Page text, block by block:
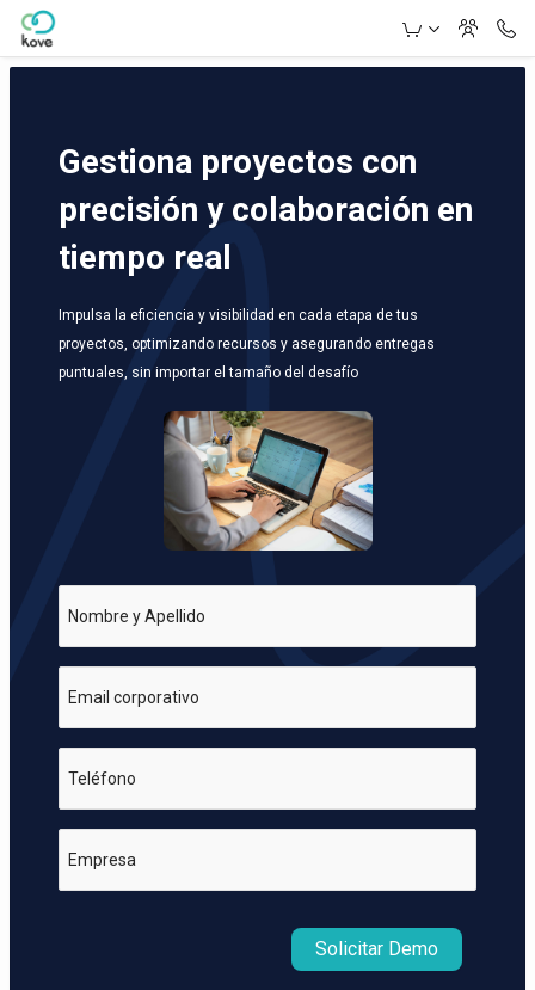
Skip to Main Content
Gestiona proyectos con
precisión y colaboración en
tiempo real
Impulsa la eficiencia y visibilidad en cada etapa de tus
proyectos, optimizando recursos y asegurando entregas
puntuales, sin importar el tamaño del desafío
Nombre y Apellido
Email corporativo
Teléfono
Empresa
Solicitar Demo